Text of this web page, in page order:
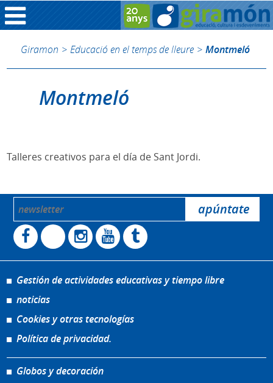
Giramon > Educació en el temps de lleure > Montmeló
Montmeló
Talleres creativos para el día de Sant Jordi.
Gestión de actividades educativas y tiempo libre
noticias
Cookies y otras tecnologías
Política de privacidad.
Globos y decoración